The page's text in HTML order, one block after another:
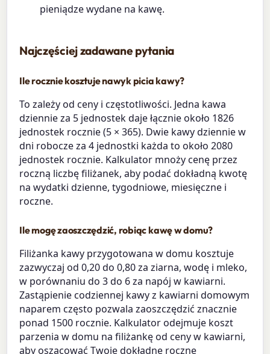
pieniądze wydane na kawę.
Najczęściej zadawane pytania
Ile rocznie kosztuje nawyk picia kawy?
To zależy od ceny i częstotliwości. Jedna kawa
dziennie za 5 jednostek daje łącznie około 1826
jednostek rocznie (5 × 365). Dwie kawy dziennie w
dni robocze za 4 jednostki każda to około 2080
jednostek rocznie. Kalkulator mnoży cenę przez
roczną liczbę filiżanek, aby podać dokładną kwotę
na wydatki dzienne, tygodniowe, miesięczne i
roczne.
Ile mogę zaoszczędzić, robiąc kawę w domu?
Filiżanka kawy przygotowana w domu kosztuje
zazwyczaj od 0,20 do 0,80 za ziarna, wodę i mleko,
w porównaniu do 3 do 6 za napój w kawiarni.
Zastąpienie codziennej kawy z kawiarni domowym
naparem często pozwala zaoszczędzić znacznie
ponad 1500 rocznie. Kalkulator odejmuje koszt
parzenia w domu na filiżankę od ceny w kawiarni,
aby oszacować Twoje dokładne roczne